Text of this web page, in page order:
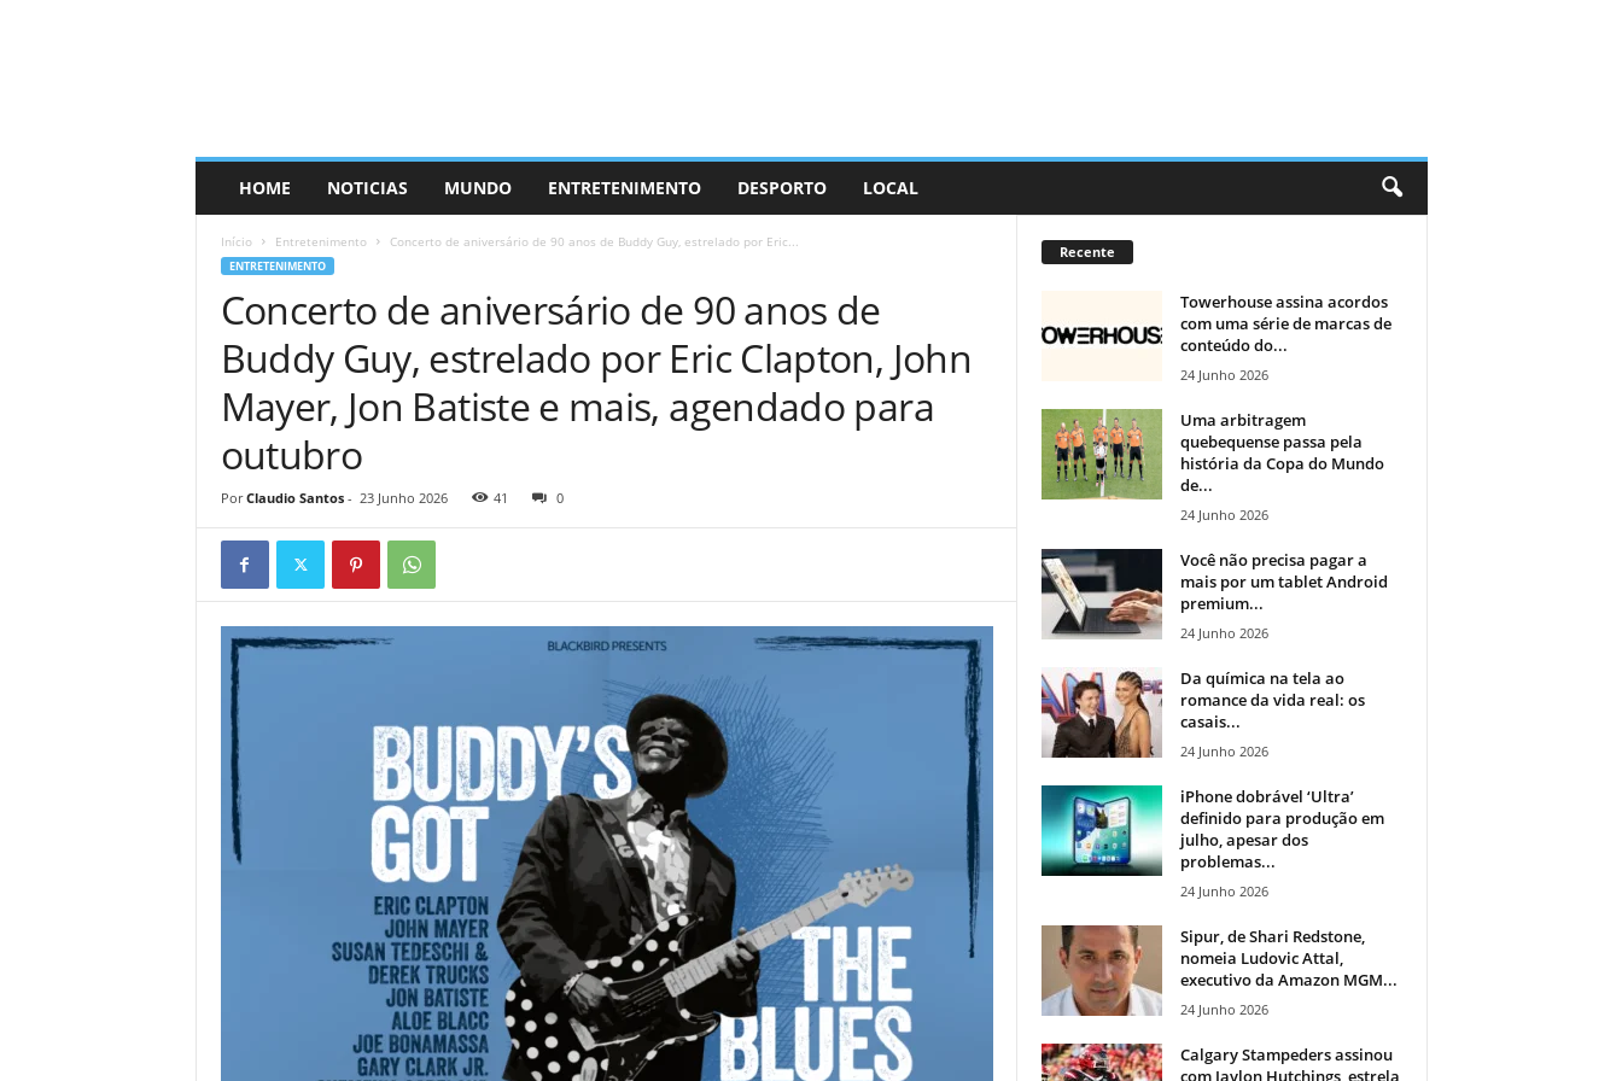
HOME NOTICIAS MUNDO ENTRETENIMENTO DESPORTO LOCAL
Início Entretenimento Concerto de aniversário de 90 anos de Buddy Guy, estrelado por Eric...
ENTRETENIMENTO
Concerto de aniversário de 90 anos de
Buddy Guy, estrelado por Eric Clapton, John
Mayer, Jon Batiste e mais, agendado para
outubro
Por Claudio Santos- 23 Junho 2026 41 0
Recente
Towerhouse assina acordos
com uma série de marcas de
conteúdo do...
24 Junho 2026
Uma arbitragem
quebequense passa pela
história da Copa do Mundo
de...
24 Junho 2026
Você não precisa pagar a
mais por um tablet Android
premium...
24 Junho 2026
Da química na tela ao
romance da vida real: os
casais...
24 Junho 2026
iPhone dobrável ‘Ultra’
definido para produção em
julho, apesar dos
problemas...
24 Junho 2026
Sipur, de Shari Redstone,
nomeia Ludovic Attal,
executivo da Amazon MGM...
24 Junho 2026
Calgary Stampeders assinou
com Jaylon Hutchings, estrela